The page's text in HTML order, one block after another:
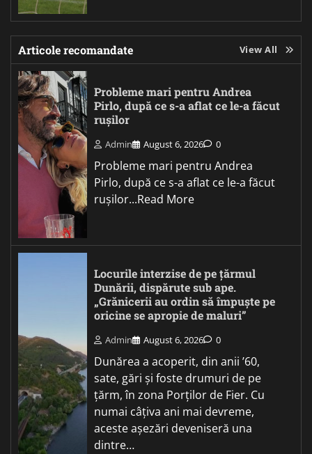
Articole recomandate View All
Probleme mari pentru Andrea
Pirlo, după ce s-a aflat ce le-a făcut
rușilor
Admin August 6, 2026 0
Probleme mari pentru Andrea
Pirlo, după ce s-a aflat ce le-a făcut
rușilor...Read More
Locurile interzise de pe țărmul
Dunării, dispărute sub ape.
„Grănicerii au ordin să împuște pe
oricine se apropie de maluri”
Admin August 6, 2026 0
Dunărea a acoperit, din anii ’60,
sate, gări și foste drumuri de pe
țărm, în zona Porților de Fier. Cu
numai câțiva ani mai devreme,
aceste așezări deveniseră una
dintre…